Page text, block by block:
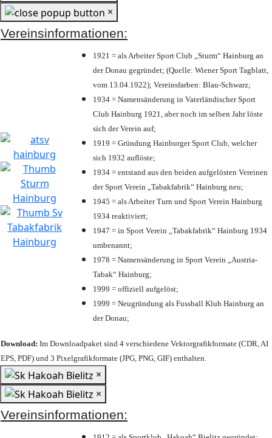
×
Vereinsinformationen:
1921 = als Arbeiter Sport Club „Sturm“ Hainburg an
der Donau gegründet; (Quelle: Wiener Sport Tagblatt,
vom 13.04.1922); Vereinsfarben: Blau-Schwarz;
1934 = Namensänderung in Vaterländischer Sport
Club Hainburg 1921, aber noch im selben Jahr löste
sich der Verein auf;
1919 = Gründung Hainburger Sport Club, welcher
sich 1932 auflöste;
1934 = entstand aus den beiden aufgelösten Vereinen
der Sport Verein „Tabakfabrik“ Hainburg neu;
1945 = als Arbeiter Turn und Sport Verein Hainburg
1934 reaktiviert;
1947 = in Sport Verein „Tabakfabrik“ Hainburg 1934
umbenannt;
1978 = Namensänderung in Sport Verein „Austria-
Tabak“ Hainburg;
1999 = offiziell aufgelöst;
1999 = Neugründung als Fussball Klub Hainburg an
der Donau;
Download: Im Downloadpaket sind 4 verschiedene Vektorgrafikformate (CDR, AI
EPS, PDF) und 3 Pixelgrafikformate (JPG, PNG, GIF) enthalten.
×
×
Vereinsinformationen: